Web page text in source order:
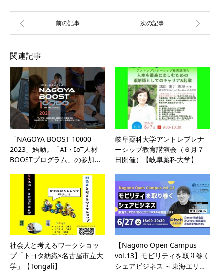
関連記事
「NAGOYA BOOST 10000
2023」始動。「AI・IoT人材
BOOSTプログラム」の参加…
岐阜薬科大学アントレプレナ
ーシップ教育講演会（６月７
日開催）【岐阜薬科大学】
社会人と考えるワークショッ
プ「トヨタ紡織×名古屋市立大
学」【Tongali】
【Nagono Open Campus
vol.13】モビリティを取り巻く
シェアビジネス ～東海エリ…